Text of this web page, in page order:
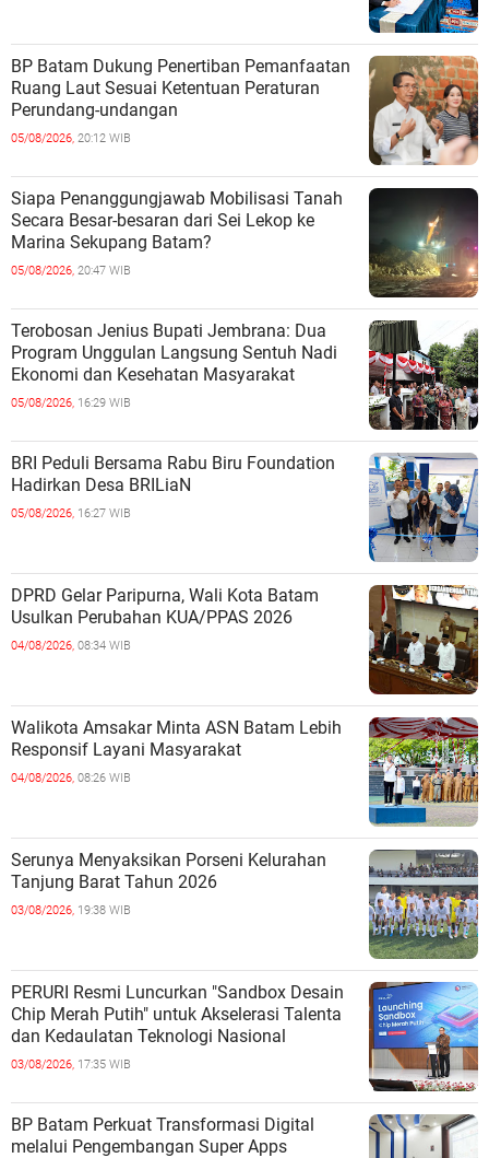
BP Batam Dukung Penertiban Pemanfaatan
Ruang Laut Sesuai Ketentuan Peraturan
Perundang-undangan
05/08/2026, 20:12 WIB
Siapa Penanggungjawab Mobilisasi Tanah
Secara Besar-besaran dari Sei Lekop ke
Marina Sekupang Batam?
05/08/2026, 20:47 WIB
Terobosan Jenius Bupati Jembrana: Dua
Program Unggulan Langsung Sentuh Nadi
Ekonomi dan Kesehatan Masyarakat
05/08/2026, 16:29 WIB
BRI Peduli Bersama Rabu Biru Foundation
Hadirkan Desa BRILiaN
05/08/2026, 16:27 WIB
DPRD Gelar Paripurna, Wali Kota Batam
Usulkan Perubahan KUA/PPAS 2026
04/08/2026, 08:34 WIB
Walikota Amsakar Minta ASN Batam Lebih
Responsif Layani Masyarakat
04/08/2026, 08:26 WIB
Serunya Menyaksikan Porseni Kelurahan
Tanjung Barat Tahun 2026
03/08/2026, 19:38 WIB
PERURI Resmi Luncurkan "Sandbox Desain
Chip Merah Putih" untuk Akselerasi Talenta
dan Kedaulatan Teknologi Nasional
03/08/2026, 17:35 WIB
BP Batam Perkuat Transformasi Digital
melalui Pengembangan Super Apps